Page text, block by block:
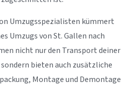
Umzugsspezialisten kümmert
Umzugs von St. Gallen nach
nicht nur den Transport deiner
bieten auch zusätzliche
Montage und Demontage